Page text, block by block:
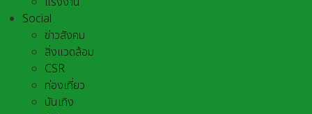
Social
ข่าวสังคม
สิ่งแวดล้อม
CSR
ท่องเที่ยว
บันเทิง